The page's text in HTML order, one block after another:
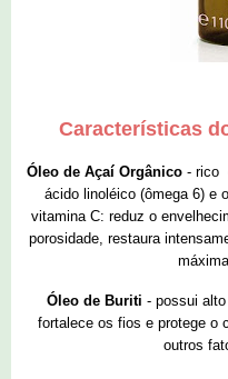
Características
Óleo de Açaí Orgânico- rico
ácido linoléico (ômega 6) e
vitamina C: reduz o
porosidade, restaura
Óleo de Buriti - possui
fortalece os fios e protege o
outros